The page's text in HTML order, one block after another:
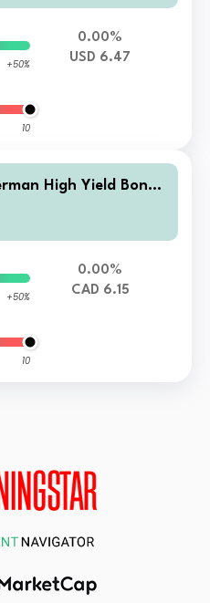
+50%
10
0.00%
USD 6.47
High Yield Bond
Distributing C
+50%
10
0.00%
CAD 6.15